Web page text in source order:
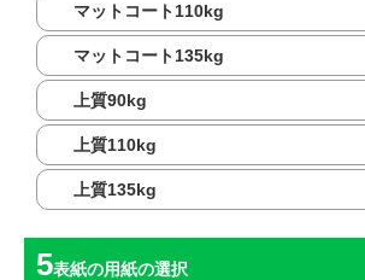
マットコート110kg
マットコート135kg
上質90kg
上質110kg
上質135kg
表紙の用紙の選択